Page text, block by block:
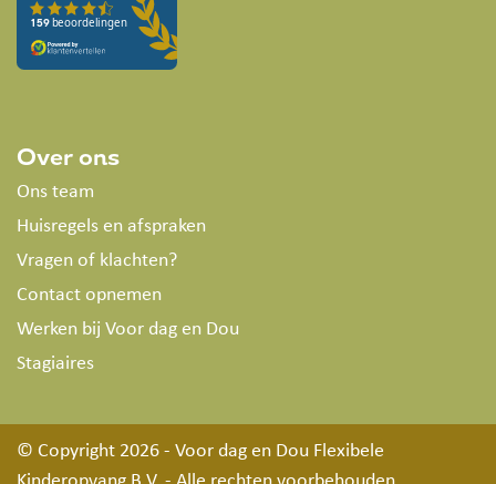
Over ons
Ons team
Huisregels en afspraken
Vragen of klachten?
Contact opnemen
Werken bij Voor dag en Dou
Stagiaires
© Copyright 2026- Voor dag en Dou Flexibele